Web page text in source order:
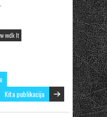
vvdk lt
Kita publikacija